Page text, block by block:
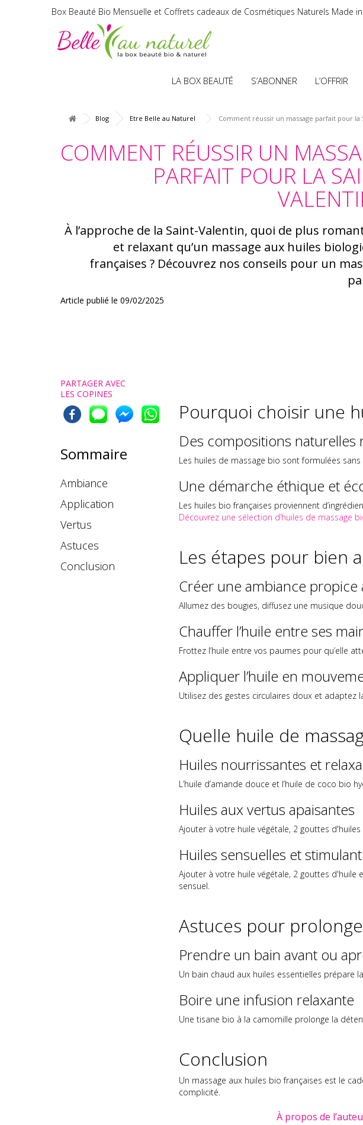
Box Beauté Bio Mensuelle et Coffrets cadeaux de Cosmétiques Naturels Made in
LA BOX BEAUTÉ S’ABONNER L’OFFRIR
Blog Etre Belle au Naturel Comment réussir un massage parfait pour la
COMMENT RÉUSSIR UN
PARFAIT POUR LA
À l’approche de la Saint-Valentin, quoi de plus
et relaxant qu’un massage aux huiles
françaises ? Découvrez nos conseils pour un
Article publié le 09/02/2025
PARTAGER AVEC
LES COPINES
Sommaire
Ambiance
Application
Vertus
Astuces
Conclusion
Pourquoi choisir une
Des compositions naturelles
Les huiles de massage bio sont formulées
Une démarche éthique et
Les huiles bio françaises proviennent
Découvrez une sélection d’huiles de massage
Les étapes pour bien
Créer une ambiance propice
Allumez des bougies, diffusez une musique
Chauffer l’huile entre ses
Frottez l’huile entre vos paumes pour qu’elle
Appliquer l’huile en
Utilisez des gestes circulaires doux et adaptez
Quelle huile de
Huiles nourrissantes et
L’huile d’amande douce et l’huile de coco bio
Huiles aux vertus apaisantes
Ajouter à votre huile végétale, 2 gouttes
Huiles sensuelles et
Ajouter à votre huile végétale, 2 gouttes d'huile
sensuel.
Astuces pour
Prendre un bain avant ou
Un bain chaud aux huiles essentielles prépare
Boire une infusion relaxante
Une tisane bio à la camomille prolonge la
Conclusion
Un massage aux huiles bio françaises est le
complicité.
À propos de